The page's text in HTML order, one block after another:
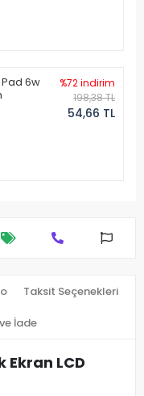
6w
%72 indirim
198,38 TL
54,66 TL
Taksit Seçenekleri
İade
Ekran LCD